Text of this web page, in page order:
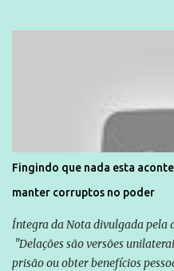
são vítimas de violência, estão
direitos violados. Leia mais:
solução do caso Amarildo -
Fingindo que nada esta
manter corruptos no poder
Íntegra da Nota divulgada pela
"Delações são versões
prisão ou obter benefícios